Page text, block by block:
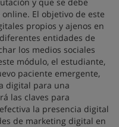
El objetivo de este
propios y ajenos en
entidades de
los medios sociales
módulo, el estudiante,
paciente emergente,
digital para una
las claves para
la presencia digital
de marketing digital en